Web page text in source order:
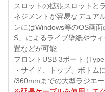
スロットの拡張スロットと
ネジメントが容易なデュア
ンにはWindows等のOS画
S」によるライブ壁紙やウ
置などが可能
フロントUSB 3ポート
・サイド、トップ、ボトム
/360mmまでの大型ラジエ